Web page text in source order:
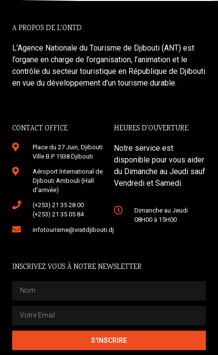
A PROPOS DE L'ONTD
L’Agence Nationale du Tourisme de Djibouti (ANT) est
l’organe en charge de l’organisation, l’animation et le
contrôle du secteur touristique en République de Djibouti
en vue du développement d’un tourisme durable.
CONTACT OFFICE
Place du 27 Juin, Djibouti
Ville B.P 1938 Djibouti
Aéroport International de
Djibouti Ambouli (Hall
d'arrivée)
(+253) 21 35 28 00
(+253) 21 35 05 84
infotourisme@visitdjibouti.dj
HEURES D'OUVERTURE
Notre service est
disponible pour vous aider
du Dimanche au Jeudi sauf
Vendredi et Samedi.
Dimanche au Jeudi
08H00 à 15H00
INSCRIVEZ VOUS À NOTRE NEWSLETTER
S'INSCRIRE